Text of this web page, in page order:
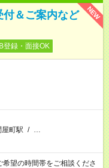
NEW
付＆ご案内など
登録・面接OK
町駅 / …
望の時間帯をご相談くださ